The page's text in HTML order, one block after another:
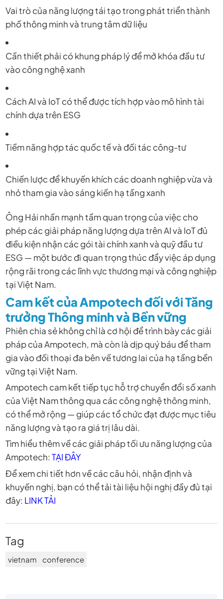
Vai trò của năng lượng tái tạo trong phát triển thành
phố thông minh và trung tâm dữ liệu
Cần thiết phải có khung pháp lý để mở khóa đầu tư
vào công nghệ xanh
Cách AI và IoT có thể được tích hợp vào mô hình tài
chính dựa trên ESG
Tiềm năng hợp tác quốc tế và đối tác công-tư
Chiến lược để khuyến khích các doanh nghiệp vừa và
nhỏ tham gia vào sáng kiến hạ tầng xanh
Ông Hải nhấn mạnh tầm quan trọng của việc cho
phép các giải pháp năng lượng dựa trên AI và IoT đủ
điều kiện nhận các gói tài chính xanh và quỹ đầu tư
ESG — một bước đi quan trọng thúc đẩy việc áp dụng
rộng rãi trong các lĩnh vực thương mại và công nghiệp
tại Việt Nam.
Cam kết của Ampotech đối với Tăng
trưởng Thông minh và Bền vững
Phiên chia sẻ không chỉ là cơ hội để trình bày các giải
pháp của Ampotech, mà còn là dịp quý báu để tham
gia vào đối thoại đa bên về tương lai của hạ tầng bền
vững tại Việt Nam.
Ampotech cam kết tiếp tục hỗ trợ chuyển đổi số xanh
của Việt Nam thông qua các công nghệ thông minh,
có thể mở rộng — giúp các tổ chức đạt được mục tiêu
năng lượng và tạo ra giá trị lâu dài.
Tìm hiểu thêm về các giải pháp tối ưu năng lượng của
Ampotech: TẠI ĐÂY
Để xem chi tiết hơn về các câu hỏi, nhận định và
khuyến nghị, bạn có thể tải tài liệu hội nghị đầy đủ tại
đây: LINK TẢI
Tag
vietnam conference